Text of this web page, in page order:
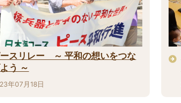
スリレー ～ 平和の想いをつな
う ～
年07月18日